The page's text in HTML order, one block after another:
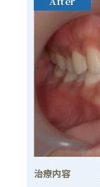
治療内容